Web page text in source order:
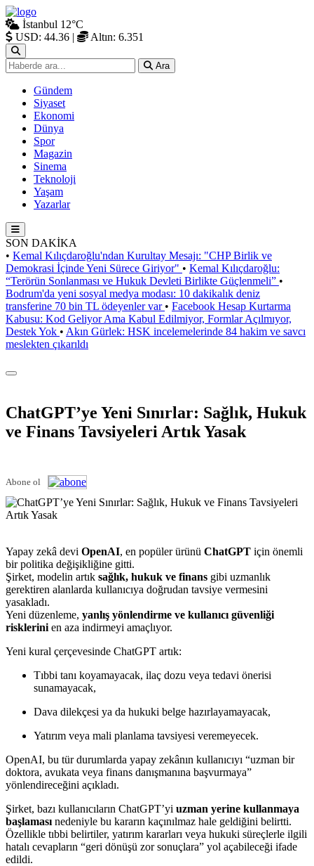
İstanbul 12°C
USD: 44.36 | Altın: 6.351
Ara
Gündem
Siyaset
Ekonomi
Dünya
Spor
Magazin
Sinema
Teknoloji
Yaşam
Yazarlar
SON DAKİKA
• Kemal Kılıçdaroğlu'ndan Kurultay Mesajı: "CHP Birlik ve
Demokrasi İçinde Yeni Sürece Giriyor" • Kemal Kılıçdaroğlu:
“Terörün Sonlanması ve Hukuk Devleti Birlikte Güçlenmeli” •
Bodrum'da yeni sosyal medya modası: 10 dakikalık deniz
transferine 70 bin TL ödeyenler var • Facebook Hesap Kurtarma
Kabusu: Kod Geliyor Ama Kabul Edilmiyor, Formlar Açılmıyor,
Destek Yok • Akın Gürlek: HSK incelemelerinde 84 hakim ve savcı
meslekten çıkarıldı
ChatGPT’ye Yeni Sınırlar: Sağlık, Hukuk
ve Finans Tavsiyeleri Artık Yasak
Abone ol
Yapay zekâ devi OpenAI, en popüler ürünü ChatGPT için önemli
bir politika değişikliğine gitti.
Şirket, modelin artık sağlık, hukuk ve finans gibi uzmanlık
gerektiren alanlarda kullanıcıya doğrudan tavsiye vermesini
yasakladı.
Yeni düzenleme, yanlış yönlendirme ve kullanıcı güvenliği
risklerini en aza indirmeyi amaçlıyor.
Yeni kural çerçevesinde ChatGPT artık:
Tıbbi tanı koyamayacak, ilaç dozu veya tedavi önerisi
sunamayacak,
Dava dilekçesi ya da hukuki belge hazırlayamayacak,
Yatırım veya mali planlama tavsiyesi veremeyecek.
OpenAI, bu tür durumlarda yapay zekânın kullanıcıyı “uzman bir
doktora, avukata veya finans danışmanına başvurmaya”
yönlendireceğini açıkladı.
Şirket, bazı kullanıcıların ChatGPT’yi uzman yerine kullanmaya
başlaması nedeniyle bu kararın kaçınılmaz hale geldiğini belirtti.
Özellikle tıbbi belirtiler, yatırım kararları veya hukuki süreçlerle ilgili
hatalı cevapların “geri dönüşü zor sonuçlara” yol açabileceği ifade
edildi.